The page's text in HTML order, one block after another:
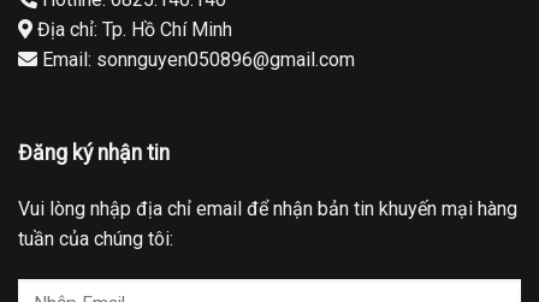
Địa chỉ: Tp. Hồ Chí Minh
Email: sonnguyen050896@gmail.com
Đăng ký nhận tin
Vui lòng nhập địa chỉ email để nhận bản tin khuyến mại hàng
tuần của chúng tôi: